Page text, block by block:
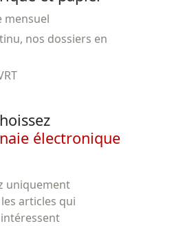
mensuel
nos dossiers en
électronique
uniquement
articles qui